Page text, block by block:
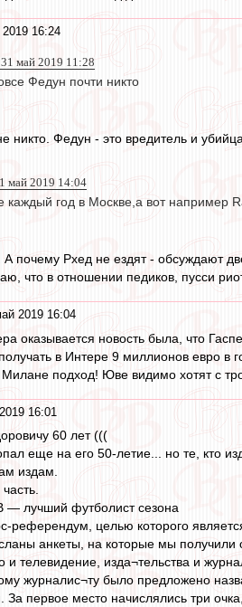
16:24
май 2019 11:28
Федун почти никто
никто. Федун - это вредитель и
май 2019 14:04
каждый год в Москве,а вот например
почему Рхед не ездят - обсуждают
что в отношении педиков, пусси
2019 16:04
оказывается новость была, что
в Интере 9 миллионов евро в
подход! Юве видимо хотят с
16:01
60 лет (((
еще на его 50-летие... но те, кто
издам.
лучший футболист сезона
референдум, целью которого
анкеты, на которые мы
телевидение, изда¬тельства и
журналис¬ту было предложено
За первое место начислялись три